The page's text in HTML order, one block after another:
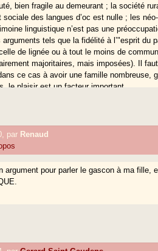
bien fragile au demeurant ; la société
sociale des langues d’oc est nulle ; les
linguistique n’est pas une
tels que la fidélité à l’"esprit du
de lignée ou à tout le moins de
majoritaires, mais imposées). Il
ce cas à avoir une famille nombreuse,
le plaisir est un facteur important.
d’uneculture para-linguistique(chants,
cette entreprise (pour laquelle les
par Renaud
argument pour parler le gascon à ma fille,